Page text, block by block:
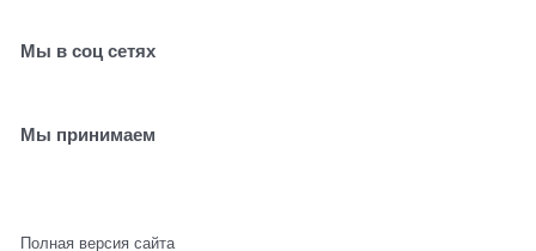
Мы в соц сетях
Мы принимаем
Полная версия сайта